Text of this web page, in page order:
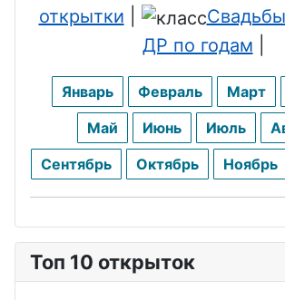
дорожника
невролога
банковского
работника
День
стоматолог
а
День
экскурсово
да
День
открытки
Свадьбы
ДР по годам
Январь Февраль Март
Май
Июнь Июль
Сентябрь
Октябрь Ноябрь
Топ 10 открыток